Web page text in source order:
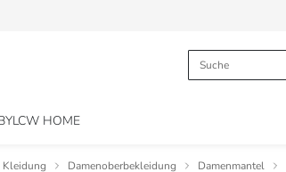
LCW HOME
Kleidung Damenoberbekleidung Damenmantel